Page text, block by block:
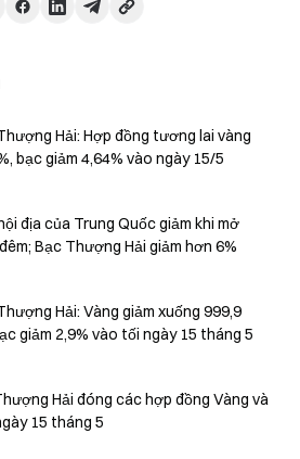
Hải: Hợp đồng tương lai vàng
bạc giảm 4,64% vào ngày 15/5
địa của Trung Quốc giảm khi mở
Bạc Thượng Hải giảm hơn 6%
Hải: Vàng giảm xuống 999,9
giảm 2,9% vào tối ngày 15 tháng 5
Hải đóng các hợp đồng Vàng và
15 tháng 5